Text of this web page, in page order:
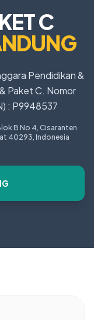
C
Pendidikan &
Paket C. Nomor
: P9948537
B No 4, Cisaranten
40293, Indonesia